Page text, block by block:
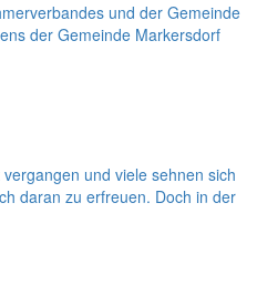
und der Gemeinde
der Gemeinde Markersdorf
und viele sehnen sich
daran zu erfreuen. Doch in der